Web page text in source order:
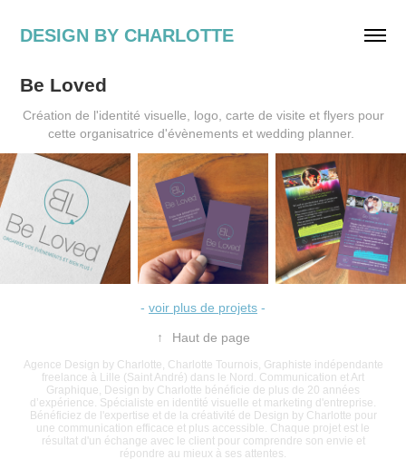
DESIGN BY CHARLOTTE
Be Loved
Création de l'identité visuelle, logo, carte de visite et flyers pour
cette organisatrice d'évènements et wedding planner.
- voir plus de projets -
↑ Haut de page
Agence Design by Charlotte, Charlotte Tournois, Graphiste indépendante
freelance à Lille (Saint André) dans le Nord. Communication et Art
Graphique, Design by Charlotte bénéficie de plus de 20 années
d’expérience. Spécialiste en identité visuelle et marketing d'entreprise.
Bénéficiez de l'expertise et de la créativité de Design by Charlotte pour
une communication efficace et plus accessible. Chaque projet est le
résultat d'un échange avec le client pour comprendre son envie et
répondre au mieux à ses attentes.